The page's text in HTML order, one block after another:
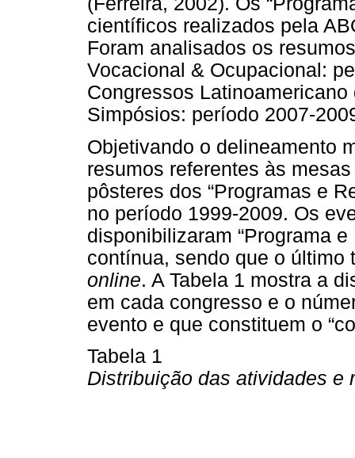
científicos realizados pela
Foram analisados os
Vocacional & Ocupacional:
Congressos
Simpósios: período 2007-
Objetivando o delineamento
resumos referentes às
pôsteres dos “Programas e
no período 1999-2009. Os
disponibilizaram “Programa
contínua, sendo que o
online. A Tabela 1 mostra a
em cada congresso e o
evento e que constituem o
Tabela 1
Distribuição das atividades e